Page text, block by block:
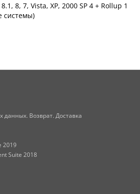
8, 7, Vista, XP, 2000 SP 4 + Rollup 1
системы)
данных. Возврат. Доставка
2019
Suite 2018